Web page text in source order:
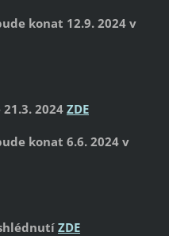
konat 12.9. 2024 v
2024 ZDE
konat 6.6. 2024 v
ZDE